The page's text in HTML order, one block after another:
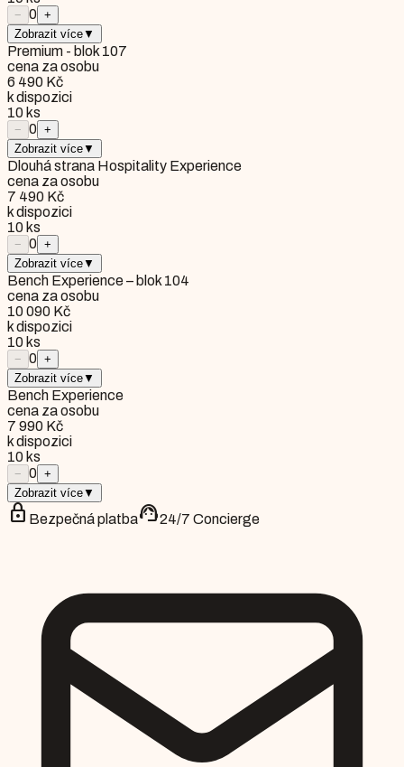
− 0 +
Zobrazit více▼
Premium - blok 107
cena za osobu
6 490 Kč
k dispozici
10 ks
− 0 +
Zobrazit více▼
Dlouhá strana Hospitality Experience
cena za osobu
7 490 Kč
k dispozici
10 ks
− 0 +
Zobrazit více▼
Bench Experience – blok 104
cena za osobu
10 090 Kč
k dispozici
10 ks
− 0 +
Zobrazit více▼
Bench Experience
cena za osobu
7 990 Kč
k dispozici
10 ks
− 0 +
Zobrazit více▼
lock Bezpečná platbasupport_agent24/7 Concierge